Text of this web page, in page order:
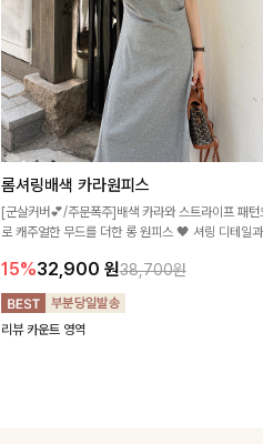
롬셔링배색 카라원피스
[군살커버💕/주문폭주]배색 카라와 스트라이프 패턴
로 캐주얼한 무드를 더한 롱 원피스 🖤 셔링 디테일
15%32,900 원38,700원
리뷰 카운트 영역